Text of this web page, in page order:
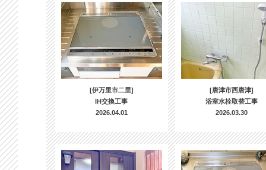
[伊万里市二里]
IH交換工事
2026.04.01
[唐津市西唐津]
浴室水栓取替工事
2026.03.30